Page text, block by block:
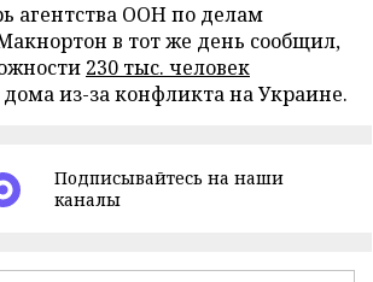
агентства ООН по делам
в тот же день сообщил,
230 тыс. человек
дома из-за конфликта на Украине.
Подписывайтесь на наши
каналы